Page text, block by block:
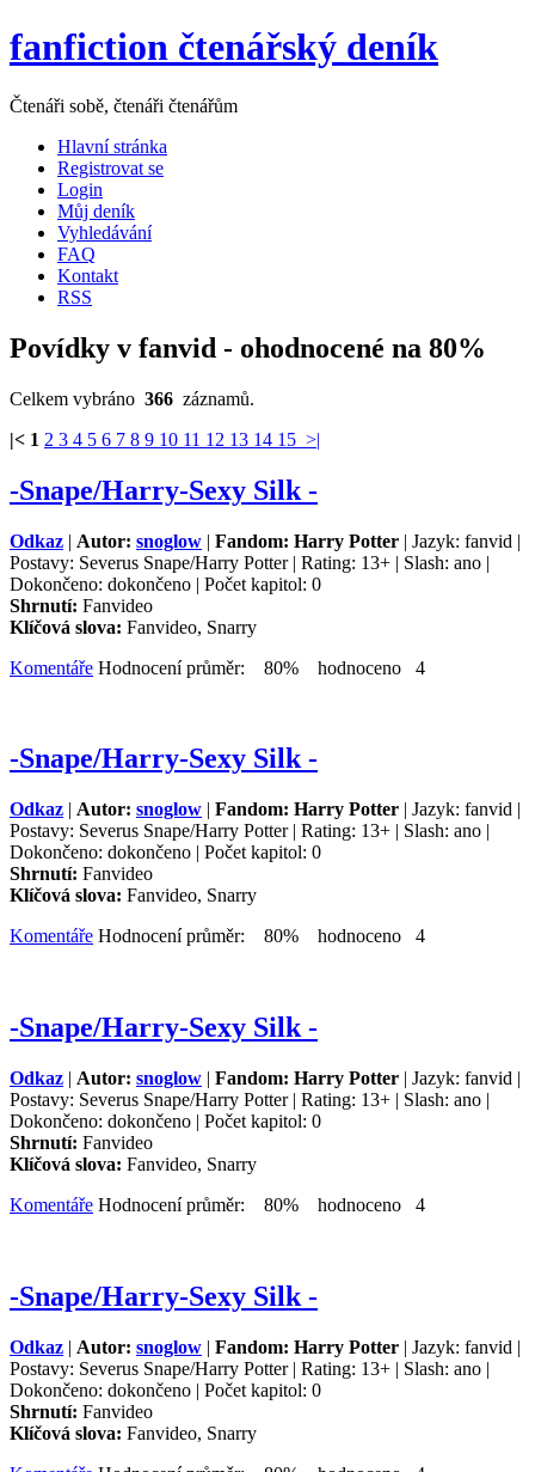
fanfiction čtenářský deník
Čtenáři sobě, čtenáři čtenářům
Hlavní stránka
Registrovat se
Login
Můj deník
Vyhledávání
FAQ
Kontakt
RSS
Povídky v fanvid - ohodnocené na 80%
Celkem vybráno 366 záznamů.
|< 1 2 3 4 5 6 7 8 9 10 11 12 13 14 15 >|
-Snape/Harry-Sexy Silk -
Odkaz | Autor: snoglow | Fandom: Harry Potter | Jazyk: fanvid |
Postavy: Severus Snape/Harry Potter | Rating: 13+ | Slash: ano |
Dokončeno: dokončeno | Počet kapitol: 0
Shrnutí: Fanvideo
Klíčová slova: Fanvideo, Snarry
Komentáře Hodnocení průměr: 80% hodnoceno 4
-Snape/Harry-Sexy Silk -
Odkaz | Autor: snoglow | Fandom: Harry Potter | Jazyk: fanvid |
Postavy: Severus Snape/Harry Potter | Rating: 13+ | Slash: ano |
Dokončeno: dokončeno | Počet kapitol: 0
Shrnutí: Fanvideo
Klíčová slova: Fanvideo, Snarry
Komentáře Hodnocení průměr: 80% hodnoceno 4
-Snape/Harry-Sexy Silk -
Odkaz | Autor: snoglow | Fandom: Harry Potter | Jazyk: fanvid |
Postavy: Severus Snape/Harry Potter | Rating: 13+ | Slash: ano |
Dokončeno: dokončeno | Počet kapitol: 0
Shrnutí: Fanvideo
Klíčová slova: Fanvideo, Snarry
Komentáře Hodnocení průměr: 80% hodnoceno 4
-Snape/Harry-Sexy Silk -
Odkaz | Autor: snoglow | Fandom: Harry Potter | Jazyk: fanvid |
Postavy: Severus Snape/Harry Potter | Rating: 13+ | Slash: ano |
Dokončeno: dokončeno | Počet kapitol: 0
Shrnutí: Fanvideo
Klíčová slova: Fanvideo, Snarry